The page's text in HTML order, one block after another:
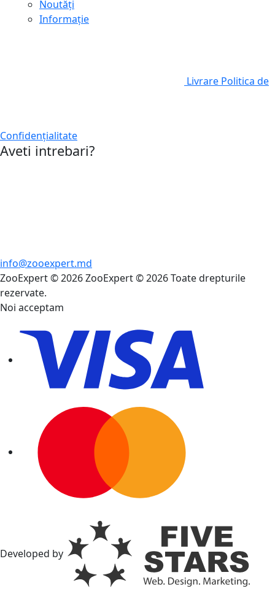
Noutăți
Informație
Livrare Politica de
Confidențialitate
Aveti intrebari?
info@zooexpert.md
ZooExpert © 2026ZooExpert © 2026 Toate drepturile
rezervate.
Noi acceptam
Developed by